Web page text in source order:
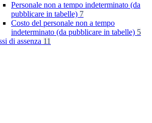
Personale non a tempo indeterminato (da
pubblicare in tabelle) 7
Costo del personale non a tempo
indeterminato (da pubblicare in tabelle) 5
di assenza 11